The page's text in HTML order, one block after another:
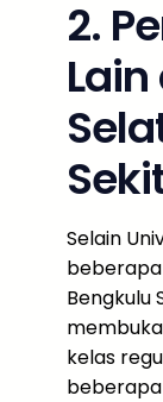
2.
Selain
Bengkulu
kelas